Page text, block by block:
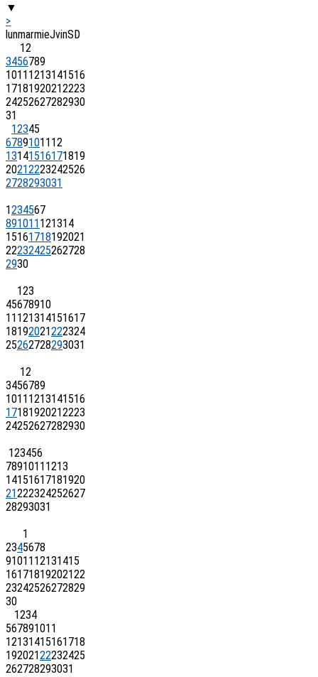
▼
>
lunmarmieJvinS D
12
3456789
1011 1213141516
17181920212223
24252627282930
31
12345
67891011 12
13141516171819
20212223242526
2728293031
1234567
891011 121314
15161718192021
22232425262728
2930
123
45678910
11 121314151617
18192021222324
25262728293031
12
3456789
1011 1213141516
17181920212223
24252627282930
123456
7891011 1213
14151617181920
21222324252627
28293031
1
2345678
91011 12131415
16171819202122
23242526272829
30
1234
567891011
12131415161718
19202122232425
262728293031